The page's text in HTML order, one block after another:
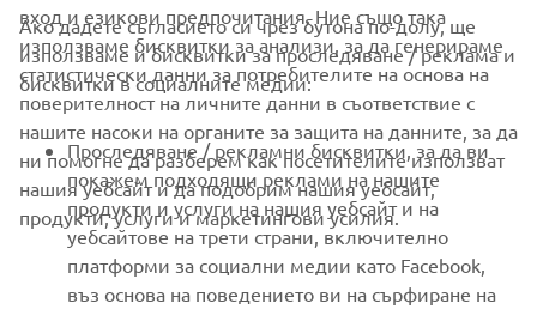
CORPORATE
FOR BUSINESS
MORE YAMAHA
SUPPORT
вход и езикови предпочитания. Ние също така
използваме бисквитки за анализи, за да генерираме
статистически данни за потребителите на основа на
поверителност на личните данни в съответствие с
нашите насоки на органите за защита на данните, за да
ни помогне да разберем как посетителите използват
нашия уебсайт и да подобрим нашия уебсайт,
продукти, услуги и маркетингови усилия.
Ако дадете съгласието си чрез бутона по-долу, ще
използваме и бисквитки за проследяване / реклама и
бисквитки в социалните медии:
Проследяване / рекламни бисквитки, за да ви
покажем подходящи реклами на нашите
продукти и услуги на нашия уебсайт и на
уебсайтове на трети страни, включително
платформи за социални медии като Facebook,
въз основа на поведението ви на сърфиране на